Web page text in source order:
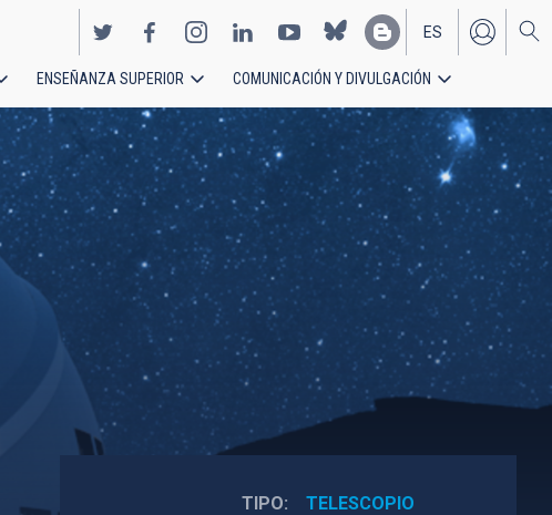
EN
ES
ENSEÑANZA SUPERIOR COMUNICACIÓN Y DIVULGACIÓN
TIPO TELESCOPIO